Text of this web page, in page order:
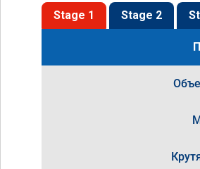
Stage 1 Stage 2